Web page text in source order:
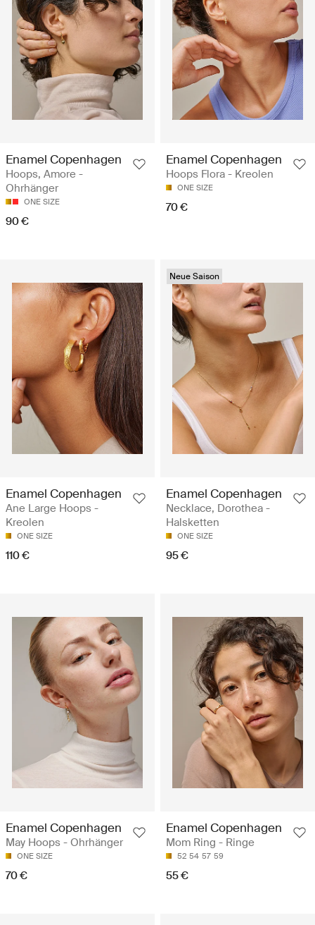
Enamel Copenhagen
Hoops, Amore -
Ohrhänger
ONE SIZE
90 €
Enamel Copenhagen
Hoops Flora - Kreolen
ONE SIZE
70 €
Enamel Copenhagen
Ane Large Hoops -
Kreolen
ONE SIZE
110 €
Neue Saison
Enamel Copenhagen
Necklace, Dorothea -
Halsketten
ONE SIZE
95 €
Enamel Copenhagen
May Hoops - Ohrhänger
ONE SIZE
70 €
Enamel Copenhagen
Mom Ring - Ringe
52 54 57 59
55 €